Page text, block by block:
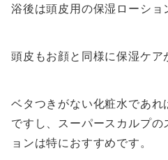
浴後は頭皮用の保湿ローショ
頭皮もお顔と同様に保湿ケア
ベタつきがない化粧水であれ
ですし、スーパースカルプ
ョンは特におすすめです。